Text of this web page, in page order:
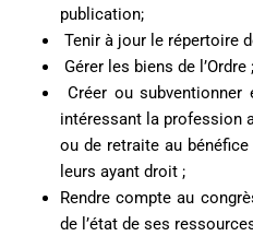
publication;
Tenir à jour le répertoire
Gérer les biens de l’Ordre ;
Créer ou
intéressant la profession
ou de retraite au
leurs ayant droit ;
Rendre compte au
de l’état de ses